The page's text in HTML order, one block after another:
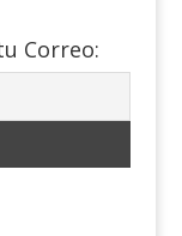
Correo: